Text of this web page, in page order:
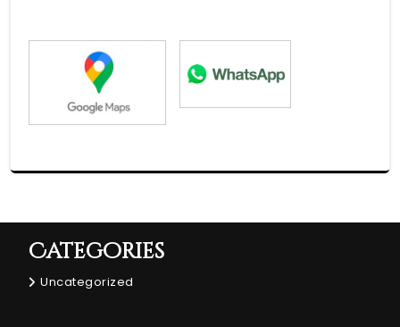
Categories
Uncategorized